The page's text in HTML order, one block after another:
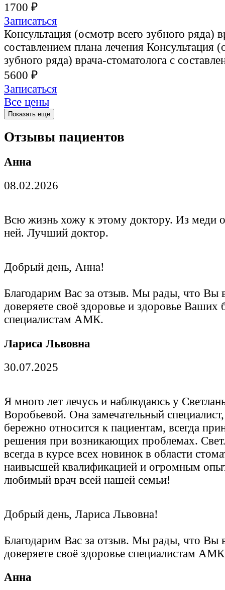
1700 ₽
Записаться
Консультация (осмотр всего зубного ряда)
составлением плана лечения Консультация
зубного ряда) врача-стоматолога с
5600 ₽
Записаться
Все цены
Показать еще
Отзывы пациентов
Анна
08.02.2026
Всю жизнь хожу к этому доктору. Из меди
ней. Лучший доктор.
Добрый день, Анна!
Благодарим Вас за отзыв. Мы рады, что Вы
доверяете своё здоровье и здоровье Ваших
специалистам АМК.
Лариса Львовна
30.07.2025
Я много лет лечусь и наблюдаюсь у
Воробьевой. Она замечательный
бережно относится к пациентам, всегда
решения при возникающих проблемах.
всегда в курсе всех новинок в области
наивысшей квалификацией и огромным
любимый врач всей нашей семьи!
Добрый день, Лариса Львовна!
Благодарим Вас за отзыв. Мы рады, что Вы
доверяете своё здоровье специалистам
Анна